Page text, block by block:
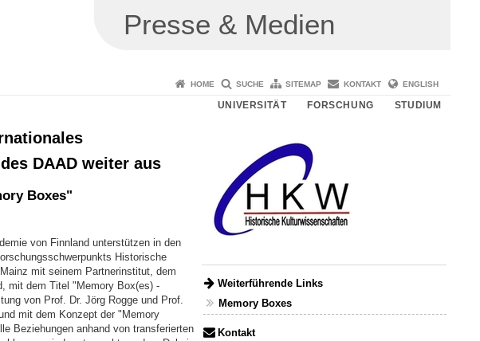
Presse & Medien
HOME SUCHE SITEMAP KONTAKT ENGLISH
UNIVERSITÄT FORSCHUNG STUDIUM
DAAD weiter aus
Boxes"
von Finnland unterstützen in den
Historische
mit seinem Partnerinstitut, dem
mit dem Titel "Memory Box(es) -
von Prof. Dr. Jörg Rogge und Prof.
mit dem Konzept der "Memory
Beziehungen anhand von transferierten
Weiterführende Links
Memory Boxes
Kontakt